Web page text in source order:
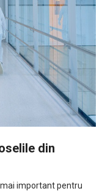
din
important pentru